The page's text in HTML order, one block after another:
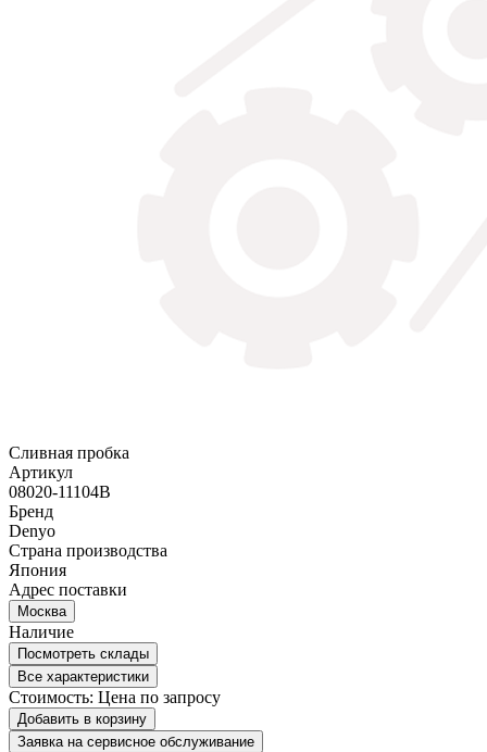
Сливная пробка
Артикул
08020-11104B
Бренд
Denyo
Страна производства
Япония
Адрес поставки
Москва
Наличие
Посмотреть склады
Все характеристики
Стоимость: Цена по запросу
Добавить в корзину
Заявка на сервисное обслуживание